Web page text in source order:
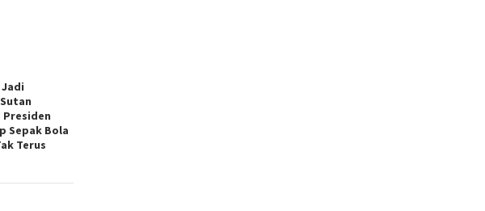
Presiden
Sepak Bola
Terus